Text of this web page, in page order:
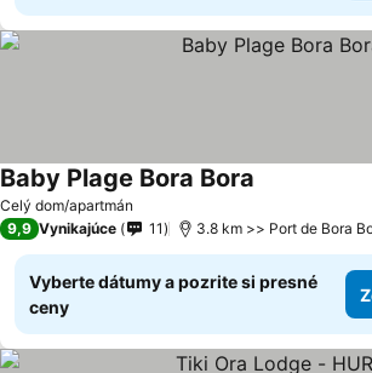
Celý dom/apartmán
Baby Plage Bora Bora
9,9 Vynikajúce 11 3.8 km >> Port de Bora
Vyberte dátumy a pozrite si presné
ceny